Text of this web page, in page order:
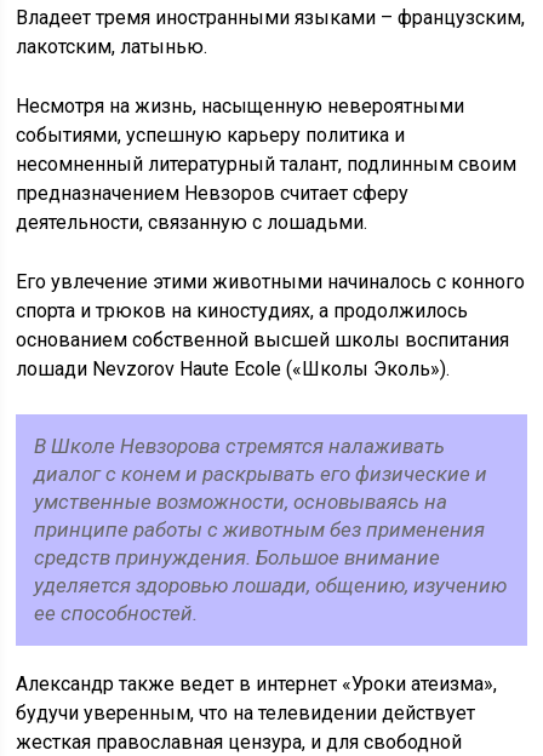
Владеет тремя иностранными языками – французским,
лакотским, латынью.
Несмотря на жизнь, насыщенную невероятными
событиями, успешную карьеру политика и
несомненный литературный талант, подлинным своим
предназначением Невзоров считает сферу
деятельности, связанную с лошадьми.
Его увлечение этими животными начиналось с конного
спорта и трюков на киностудиях, а продолжилось
основанием собственной высшей школы воспитания
лошади Nevzorov Haute Ecole («Школы Эколь»).
В Школе Невзорова стремятся налаживать
диалог с конем и раскрывать его физические и
умственные возможности, основываясь на
принципе работы с животным без применения
средств принуждения. Большое внимание
уделяется здоровью лошади, общению, изучению
ее способностей.
Александр также ведет в интернет «Уроки атеизма»,
будучи уверенным, что на телевидении действует
жесткая православная цензура, и для свободной